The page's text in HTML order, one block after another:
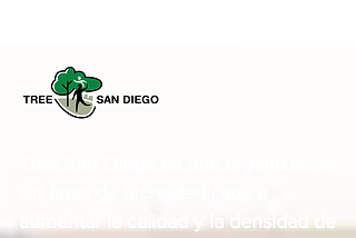
varies by weight and destination.
aumentar la calidad y la densidad de